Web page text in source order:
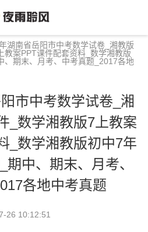
湖南省岳阳市中考数学试卷_湘教版
教案PPT课件配套资料_数学湘教版
、期末、月考、中考真题_2017各地
市中考数学试卷_湘
_数学湘教版7上教案
_数学湘教版初中7年
中、期末、月考、
各地中考真题
26 10:12:51